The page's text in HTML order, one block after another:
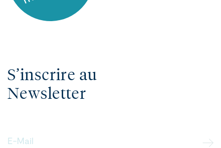
S’inscrire au
Newsletter
E-Mail